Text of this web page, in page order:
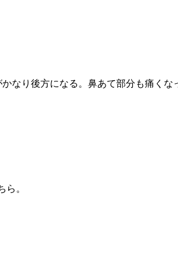
なり後方になる。鼻あて部分も痛くな
。